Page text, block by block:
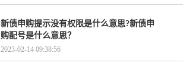
新债申购提示没有权限是什么意思?新债申
购配号是什么意思？
2023-02-14 09:38:56